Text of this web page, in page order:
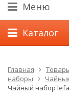
Меню
Каталог
Главная
наборы
Чайный набор